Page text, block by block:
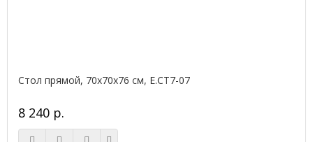
Стол прямой, 70x70x76 см, Е.СТ7-07
8 240 р.